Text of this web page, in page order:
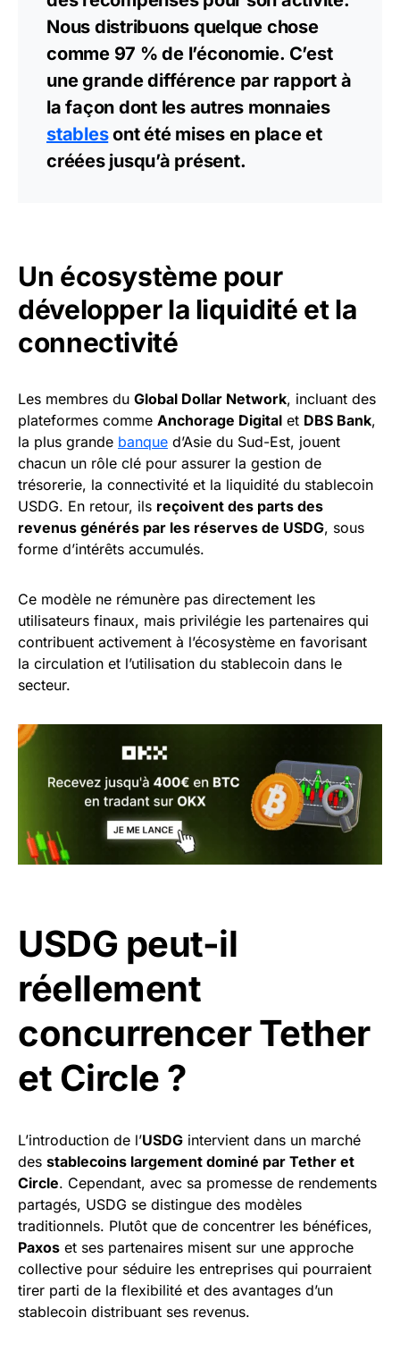
Nous distribuons quelque chose
comme 97 % de l’économie. C’est
une grande différence par rapport à
la façon dont les autres monnaies
stablesont été mises en place et
créées jusqu’à présent.
Un écosystème pour
développer la liquidité et la
connectivité
Les membres du Global Dollar Network, incluant des
plateformes comme Anchorage Digital et DBS Bank,
la plus grande banque d’Asie du Sud-Est, jouent
chacun un rôle clé pour assurer la gestion de
trésorerie, la connectivité et la liquidité du stablecoin
USDG. En retour, ils reçoivent des parts des
revenus générés par les réserves de USDG, sous
forme d’intérêts accumulés.
Ce modèle ne rémunère pas directement les
utilisateurs finaux, mais privilégie les partenaires qui
contribuent activement à l’écosystème en favorisant
la circulation et l’utilisation du stablecoin dans le
secteur.
USDG peut-il
réellement
concurrencer Tether
et Circle ?
L’introduction de l’USDG intervient dans un marché
des stablecoins largement dominé par Tether et
Circle. Cependant, avec sa promesse de rendements
partagés, USDG se distingue des modèles
traditionnels. Plutôt que de concentrer les bénéfices,
Paxos et ses partenaires misent sur une approche
collective pour séduire les entreprises qui pourraient
tirer parti de la flexibilité et des avantages d’un
stablecoin distribuant ses revenus.